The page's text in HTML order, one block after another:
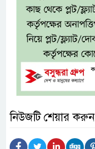
নিউজটি শেয়ার করুন